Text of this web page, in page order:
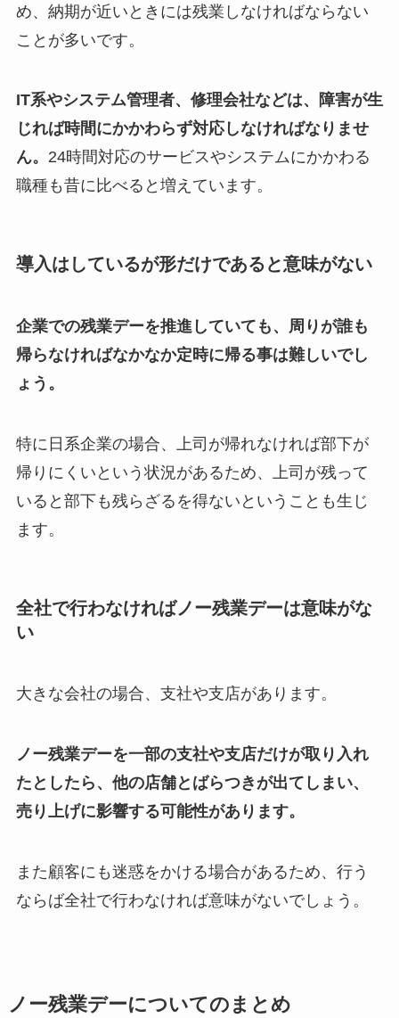
め、納期が近いときには残業しなければならない
ことが多いです。
IT系やシステム管理者、修理会社などは、障害が生
じれば時間にかかわらず対応しなければなりませ
ん。 24時間対応のサービスやシステムにかかわる
職種も昔に比べると増えています。
導入はしているが形だけであると意味がない
企業での残業デーを推進していても、周りが誰も
帰らなければなかなか定時に帰る事は難しいでし
ょう。
特に日系企業の場合、上司が帰れなければ部下が
帰りにくいという状況があるため、上司が残って
いると部下も残らざるを得ないということも生じ
ます。
全社で行わなければノー残業デーは意味がな
い
大きな会社の場合、支社や支店があります。
ノー残業デーを一部の支社や支店だけが取り入れ
たとしたら、他の店舗とばらつきが出てしまい、
売り上げに影響する可能性があります。
また顧客にも迷惑をかける場合があるため、行う
ならば全社で行わなければ意味がないでしょう。
ノー残業デーについてのまとめ